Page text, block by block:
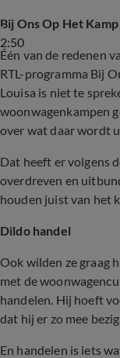
2:50
Bij Ons Op Het Kamp
Één van de redenen
RTL-programma Bij
Louisa is niet te
woonwagenkampen
over wat daar wordt
Dat heeft er volgens
overdreven en
houden juist van het
Dildo handel
Ook wilden ze graag
met de
handelen. Hij hoeft
dat hij er zo mee
En handelen is iets